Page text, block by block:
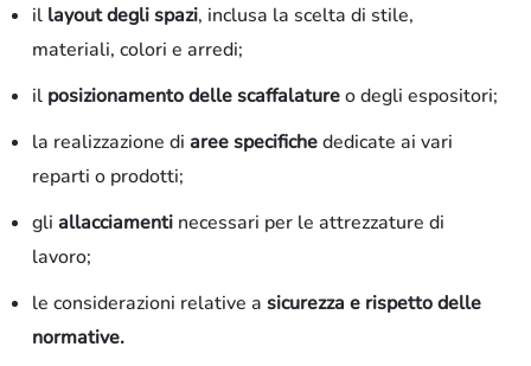
il layout degli spazi, inclusa la scelta di stile,
materiali, colori e arredi;
il posizionamento delle scaffalatureo degli espositori;
la realizzazione di aree specifichededicate ai vari
reparti o prodotti;
gli allacciamentinecessari per le attrezzature di
lavoro;
le considerazioni relative a sicurezza e rispetto delle
normative.